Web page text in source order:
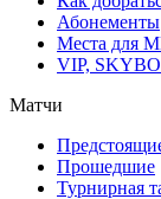
Абонементы
Места для
VIP,
Матчи
Прошедшие
Турнирная